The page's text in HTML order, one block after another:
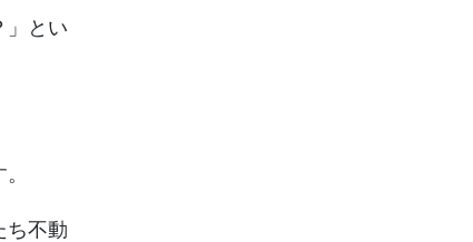
」とい
ち不動